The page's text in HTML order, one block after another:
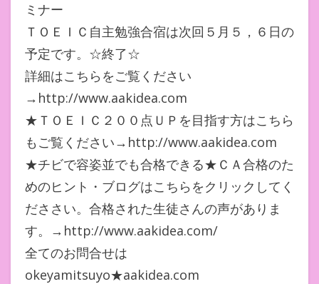
ミナー
ＴＯＥＩＣ自主勉強合宿は次回５月５，６日の
予定です。☆終了☆
詳細はこちらをご覧ください
→http://www.aakidea.com
★ＴＯＥＩＣ２００点ＵＰを目指す方はこちら
もご覧ください→http://www.aakidea.com
★チビで容姿並でも合格できる★ＣＡ合格のた
めのヒント・ブログはこちらをクリックしてく
だささい。合格された生徒さんの声がありま
す。→http://www.aakidea.com/
全てのお問合せは
okeyamitsuyo★aakidea.com